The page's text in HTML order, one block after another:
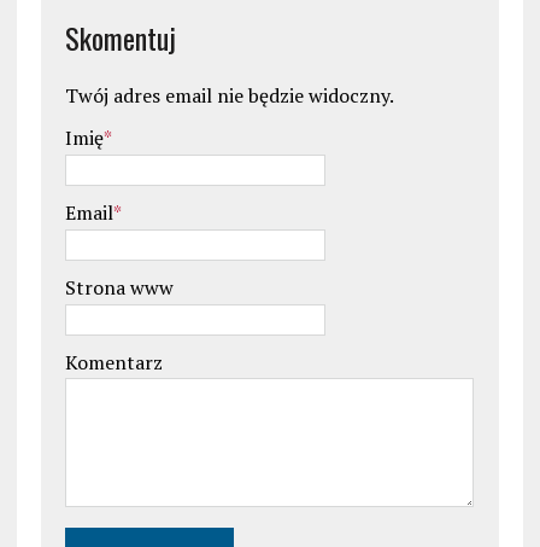
Skomentuj
Twój adres email nie będzie widoczny.
Imię*
Email*
Strona www
Komentarz